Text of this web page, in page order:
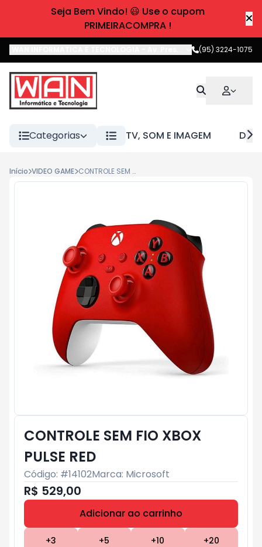
Seja Bem Vindo! 😃 Use o cupom
PRIMEIRACOMPRA !
Av. Pres. Castelo Branco,Boa
(95) 3224-1075
Categorias TV, SOM E IMAGEM
Início VIDEO GAME CONTROLE SEM FIO XBOX PULSE RED
CONTROLE SEM FIO XBOX
PULSE RED
Código: #14102Marca: Microsoft
R$ 529,00
Adicionar ao carrinho
+3 +5 +10 +20